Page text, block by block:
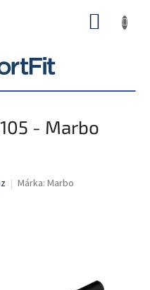
KOSÁR
- Marbo
Márka: Marbo